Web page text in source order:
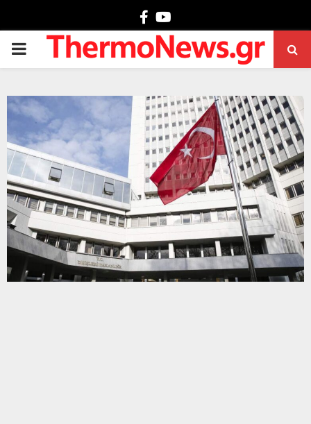
Facebook
PRIMARY